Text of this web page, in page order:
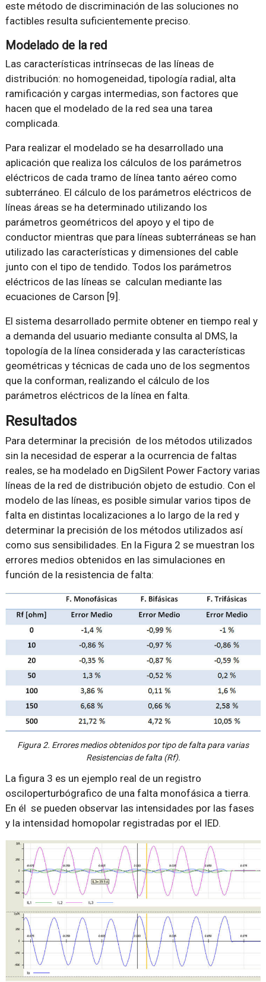
este método de discriminación de las soluciones no
factibles resulta suficientemente preciso.
Modelado de la red
Las características intrínsecas de las líneas de
distribución: no homogeneidad, tipología radial, alta
ramificación y cargas intermedias, son factores que
hacen que el modelado de la red sea una tarea
complicada.
Para realizar el modelado se ha desarrollado una
aplicación que realiza los cálculos de los parámetros
eléctricos de cada tramo de línea tanto aéreo como
subterráneo. El cálculo de los parámetros eléctricos de
líneas áreas se ha determinado utilizando los
parámetros geométricos del apoyo y el tipo de
conductor mientras que para líneas subterráneas se han
utilizado las características y dimensiones del cable
junto con el tipo de tendido. Todos los parámetros
eléctricos de las líneas se calculan mediante las
ecuaciones de Carson [9].
El sistema desarrollado permite obtener en tiempo real y
a demanda del usuario mediante consulta al DMS, la
topología de la línea considerada y las características
geométricas y técnicas de cada uno de los segmentos
que la conforman, realizando el cálculo de los
parámetros eléctricos de la línea en falta.
Resultados
Para determinar la precisión de los métodos utilizados
sin la necesidad de esperar a la ocurrencia de faltas
reales, se ha modelado en DigSilent Power Factory varias
líneas de la red de distribución objeto de estudio. Con el
modelo de las líneas, es posible simular varios tipos de
falta en distintas localizaciones a lo largo de la red y
determinar la precisión de los métodos utilizados así
como sus sensibilidades. En la Figura 2 se muestran los
errores medios obtenidos en las simulaciones en
función de la resistencia de falta:
Figura 2. Errores medios obtenidos por tipo de falta para varias
Resistencias de falta (Rf).
La figura 3 es un ejemplo real de un registro
osciloperturbógrafico de una falta monofásica a tierra.
En él se pueden observar las intensidades por las fases
y la intensidad homopolar registradas por el IED.